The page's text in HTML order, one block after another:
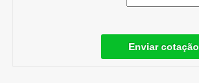
Enviar cotação